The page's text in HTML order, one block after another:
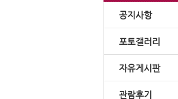
공지사항
포토갤러리
자유게시판
관람후기